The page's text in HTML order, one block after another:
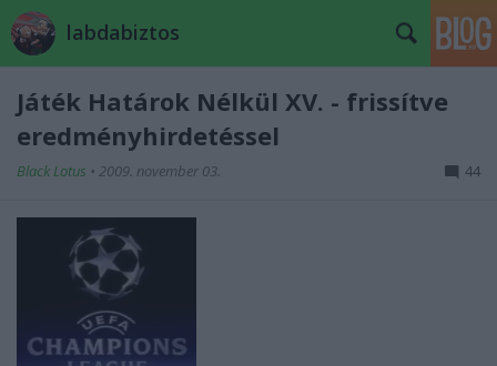
labdabiztos
Játék Határok Nélkül XV. - frissítve
eredményhirdetéssel
Black Lotus • 2009. november 03. 44